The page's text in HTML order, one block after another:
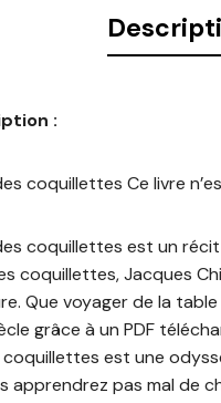
:
coquillettes Ce livre
coquillettes est un
coquillettes, Jacques
Que voyager de la
grâce à un PDF
est une
apprendrez pas mal de